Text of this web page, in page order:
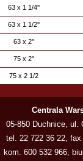
63 x 1 1/4''
63 x 1 1/2''
63 x 2''
75 x 2''
75 x 2 1/2
Centrala
05-850 Duchnice, ul.
tel. 22 722 36 22, fax
kom.600 532 966,